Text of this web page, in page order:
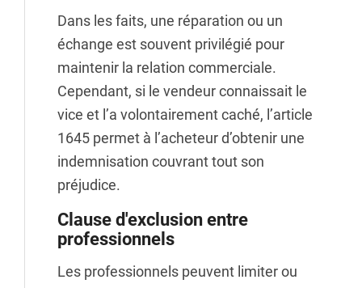
Dans les faits, une réparation ou un
échange est souvent privilégié pour
maintenir la relation commerciale.
Cependant, si le vendeur connaissait le
vice et l’a volontairement caché, l’article
1645 permet à l’acheteur d’obtenir une
indemnisation couvrant tout son
préjudice.
Clause d'exclusion entre
professionnels
Les professionnels peuvent limiter ou